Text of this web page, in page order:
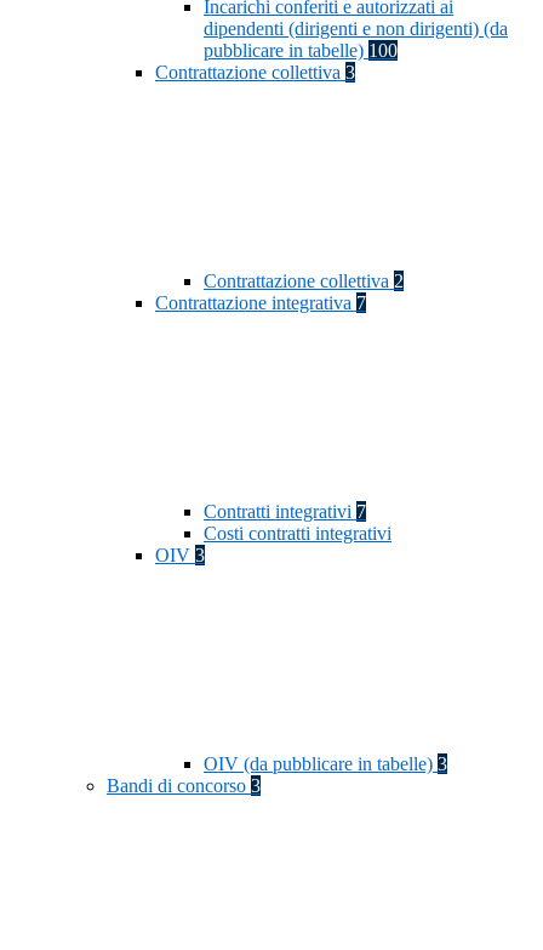
Incarichi conferiti e autorizzati ai
dipendenti (dirigenti e non dirigenti) (da
pubblicare in tabelle) 100
Contrattazione collettiva 3
Contrattazione collettiva 2
Contrattazione integrativa 7
Contratti integrativi 7
Costi contratti integrativi
OIV 3
OIV (da pubblicare in tabelle) 3
Bandi di concorso 3